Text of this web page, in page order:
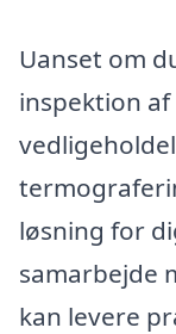
Uanset om
inspektion
løsning for
samarbejde
kan levere